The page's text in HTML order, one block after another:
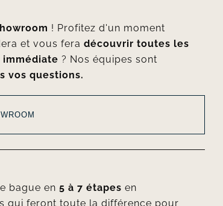
! Profitez d'un moment
et vous feradécouvrir toutes les
? Nos équipes sont
vos questions.
bague en5 à 7 étapes en
qui feront toute la différence pour